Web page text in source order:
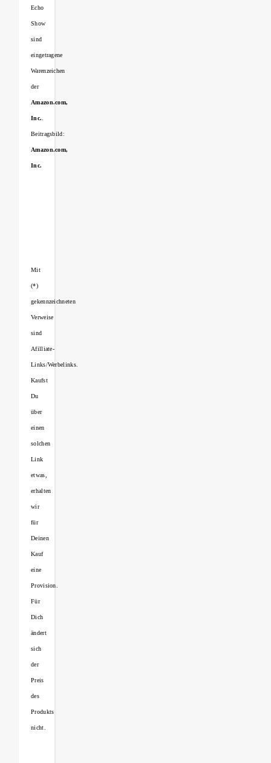
Echo
Show
sind
eingetragene
Warenzeichen
der
Amazon.com,
Inc.
Beitragsbild:
Amazon.com,
Inc.
Mit
(*)
gekennzeichneten
Verweise
sind
Afilliate-
Links/Werbelinks.
Kaufst
Du
über
einen
solchen
Link
etwas,
erhalten
wir
für
Deinen
Kauf
eine
Provision.
Für
Dich
ändert
sich
der
Preis
des
Produkts
nicht.